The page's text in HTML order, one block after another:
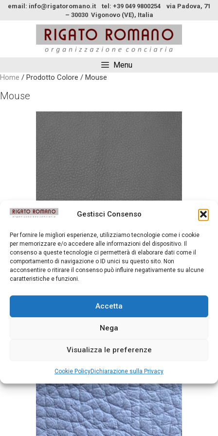
Gestisci Consenso
Per fornire le migliori esperienze, utilizziamo tecnologie come i cookie
per memorizzare e/o accedere alle informazioni del dispositivo. Il
consenso a queste tecnologie ci permetterà di elaborare dati come il
comportamento di navigazione o ID unici su questo sito. Non
acconsentire o ritirare il consenso può influire negativamente su alcune
caratteristiche e funzioni.
Accetta
Nega
Visualizza le preferenze
Cookie PolicyDichiarazione sulla Privacy
email: info@rigatoromano.it tel: +39 049 9800254 via Padova, 71
– 30030 Vigonovo (VE), Italia
Menu
Home / Prodotto Colore / Mouse
Mouse
Mousse Mouse